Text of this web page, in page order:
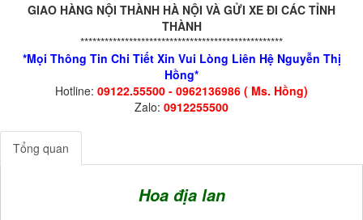
GIAO HÀNG NỘI THÀNH HÀ NỘI VÀ GỬI XE ĐI CÁC TỈNH
THÀNH
**************************************************
*Mọi Thông Tin Chi Tiết Xin Vui Lòng Liên Hệ Nguyễn Thị
Hồng*
Hotline: 09122.55500 - 0962136986 ( Ms. Hồng)
Zalo: 0912255500
Tổng quan
Hoa địa lan